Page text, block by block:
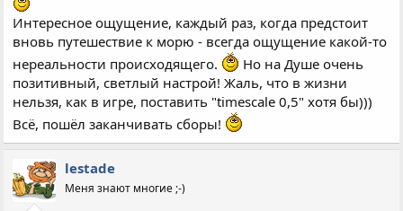
Интересное ощущение, каждый раз, когда предстоит
вновь путешествие к морю - всегда ощущение какой-то
нереальности происходящего.
Но на Душе очень
позитивный, светлый настрой! Жаль, что в жизни
нельзя, как в игре, поставить "timescale 0,5" хотя бы)))
Всё, пошёл заканчивать сборы!
lestade
Меня знают многие ;-)